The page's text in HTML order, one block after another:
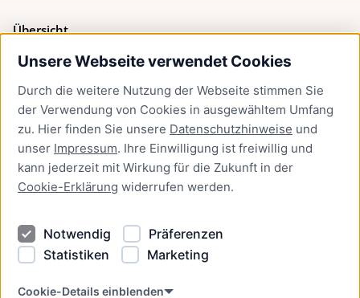
Unsere Webseite verwendet Cookies
Durch die weitere Nutzung der Webseite stimmen Sie
der Verwendung von Cookies in ausgewähltem Umfang
zu. Hier finden Sie unsere Datenschutzhinweise und
unser Impressum. Ihre Einwilligung ist freiwillig und
kann jederzeit mit Wirkung für die Zukunft in der
Cookie-Erklärung widerrufen werden.
Notwendig
Präferenzen
Statistiken
Marketing
Cookie-Details einblenden
Übersicht
Bürgerservice
Presse
Newsletter Lübeck:kompakt
Kontakt
Kontakt
Datenschutzhinweise
Barrierefreiheit
Cookie Erklärung